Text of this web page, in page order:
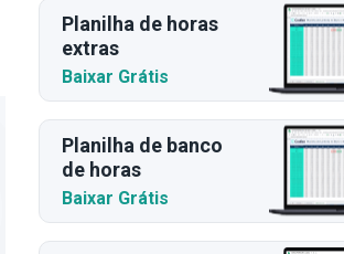
Planilha de horas
extras
Baixar Grátis
Planilha de banco
de horas
Baixar Grátis